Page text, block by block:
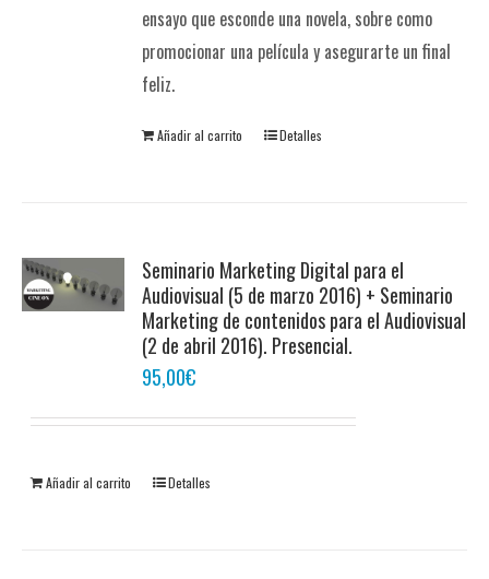
ensayo que esconde una novela, sobre como
promocionar una película y asegurarte un final
feliz.
Añadir al carrito Detalles
Seminario Marketing Digital para el
Audiovisual (5 de marzo 2016) + Seminario
Marketing de contenidos para el Audiovisual
(2 de abril 2016). Presencial.
95,00€
Añadir al carrito Detalles